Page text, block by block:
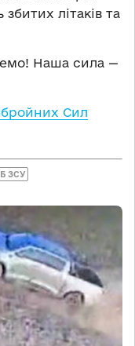
літаків та
Наша сила —
Сил
ЗСУ